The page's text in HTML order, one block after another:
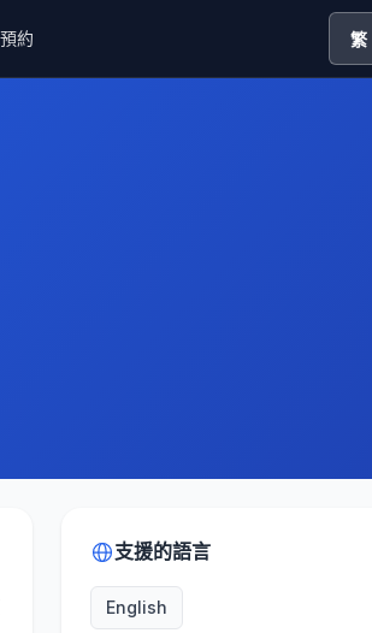
約 繁
支援的語言
English